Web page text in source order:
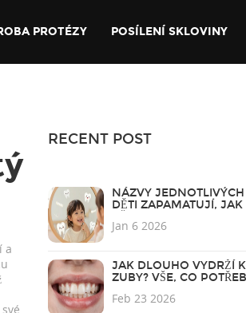
PROTÉZY POSÍLENÍ SKLOVINY
a
RECENT POST
NÁZVY
DĚTI ZAPAMATUJÍ,
Jan 6 2026
JAK DLOUHO VYDRŽÍ
ZUBY? VŠE, CO
Feb 23 2026